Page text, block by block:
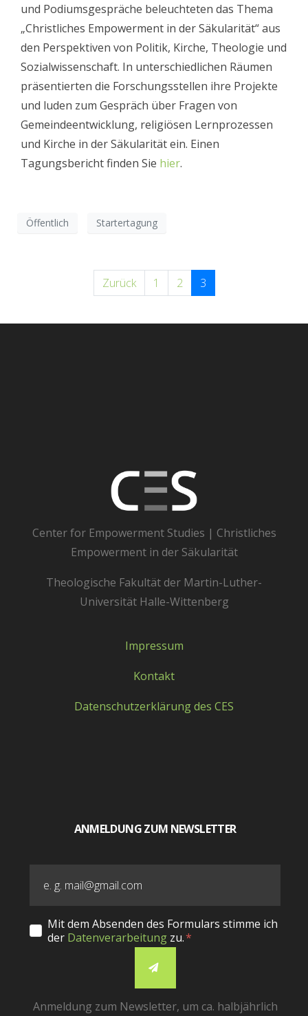
und Podiumsgespräche beleuchteten das Thema
„Christliches Empowerment in der Säkularität“ aus
den Perspektiven von Politik, Kirche, Theologie und
Sozialwissenschaft. In unterschiedlichen Räumen
präsentierten die Forschungsstellen ihre Projekte
und luden zum Gespräch über Fragen von
Gemeindeentwicklung, religiösen Lernprozessen
und Kirche in der Säkularität ein. Einen
Tagungsbericht finden Sie hier.
Öffentlich Startertagung
Zurück 1 2 3
Center for Empowerment Studies | Christliches
Empowerment in der Säkularität
Theologische Fakultät der Martin-Luther-
Universität Halle-Wittenberg
Impressum
Kontakt
Datenschutzerklärung des CES
ANMELDUNG ZUM NEWSLETTER
Mit dem Absenden des Formulars stimme ich
der Datenverarbeitung zu.
Anmeldung zum Newsletter, um ca. halbjährlich